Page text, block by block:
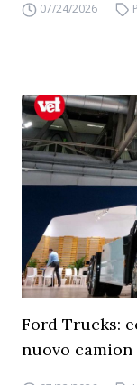
07/24/2026
Ford Trucks:
nuovo